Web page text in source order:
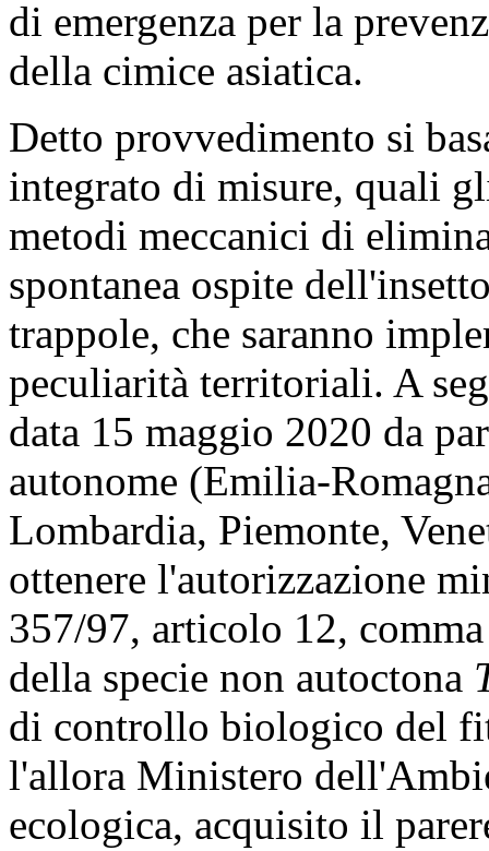
di emergenza per la
della cimice asiatica.
Detto provvedimento si
integrato di misure, quali
metodi meccanici di
spontanea ospite
trappole, che saranno
peculiarità territoriali. A
data 15 maggio 2020 da
autonome (Emilia-
Lombardia, Piemonte,
ottenere l'autorizzazione
357/97, articolo 12,
della specie non autoctona
di controllo biologico del
l'allora Ministero
ecologica, acquisito il